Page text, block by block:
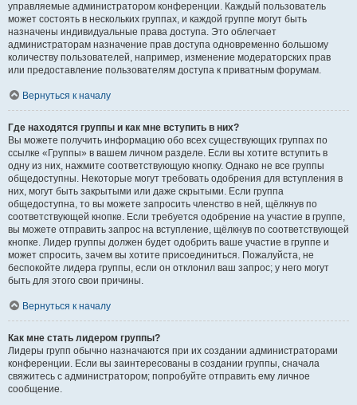
управляемые администратором конференции. Каждый пользователь
может состоять в нескольких группах, и каждой группе могут быть
назначены индивидуальные права доступа. Это облегчает
администраторам назначение прав доступа одновременно большому
количеству пользователей, например, изменение модераторских прав
или предоставление пользователям доступа к приватным форумам.
Вернуться к началу
Где находятся группы и как мне вступить в них?
Вы можете получить информацию обо всех существующих группах по
ссылке «Группы» в вашем личном разделе. Если вы хотите вступить в
одну из них, нажмите соответствующую кнопку. Однако не все группы
общедоступны. Некоторые могут требовать одобрения для вступления в
них, могут быть закрытыми или даже скрытыми. Если группа
общедоступна, то вы можете запросить членство в ней, щёлкнув по
соответствующей кнопке. Если требуется одобрение на участие в группе,
вы можете отправить запрос на вступление, щёлкнув по соответствующей
кнопке. Лидер группы должен будет одобрить ваше участие в группе и
может спросить, зачем вы хотите присоединиться. Пожалуйста, не
беспокойте лидера группы, если он отклонил ваш запрос; у него могут
быть для этого свои причины.
Вернуться к началу
Как мне стать лидером группы?
Лидеры групп обычно назначаются при их создании администраторами
конференции. Если вы заинтересованы в создании группы, сначала
свяжитесь с администратором; попробуйте отправить ему личное
сообщение.